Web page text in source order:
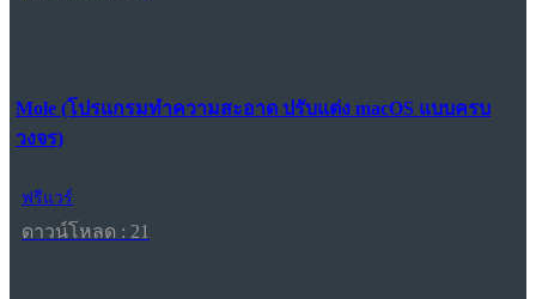
Mole (โปรแกรมทำความสะอาด ปรับแต่ง macOS แบบครบ
วงจร)
ฟรีแวร์
ดาวน์โหลด : 21